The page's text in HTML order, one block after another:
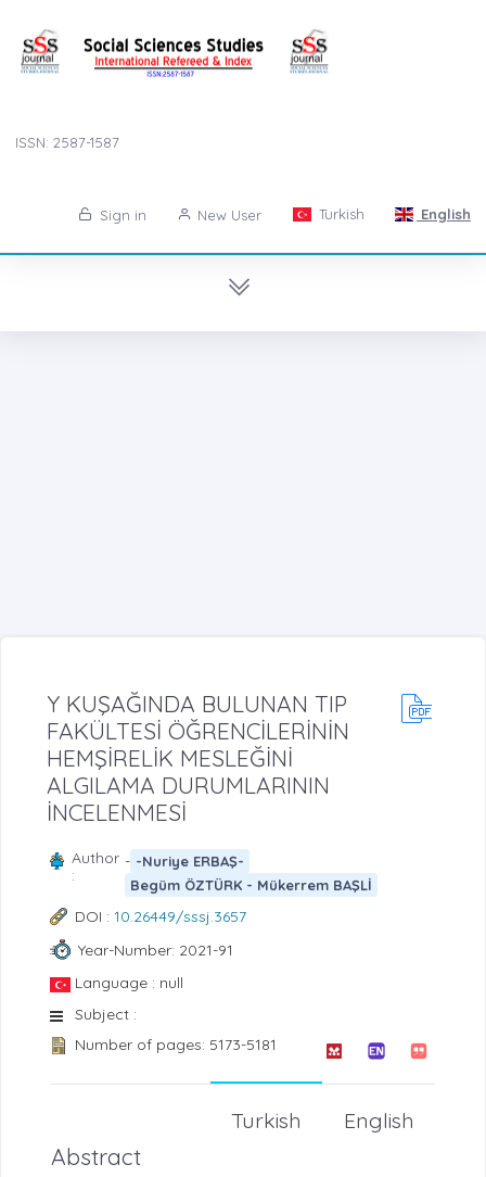
ISSN: 2587-1587
Sign in New User Turkish English
Y KUŞAĞINDA BULUNAN TIP
FAKÜLTESİ ÖĞRENCİLERİNİN
HEMŞİRELİK MESLEĞİNİ
ALGILAMA DURUMLARININ
İNCELENMESİ
Author
:
- -Nuriye ERBAŞ-
Begüm ÖZTÜRK - Mükerrem BAŞLİ
DOI : 10.26449/sssj.3657
Year-Number: 2021-91
Language : null
Subject :
Number of pages: 5173-5181
English
Turkish
Abstract